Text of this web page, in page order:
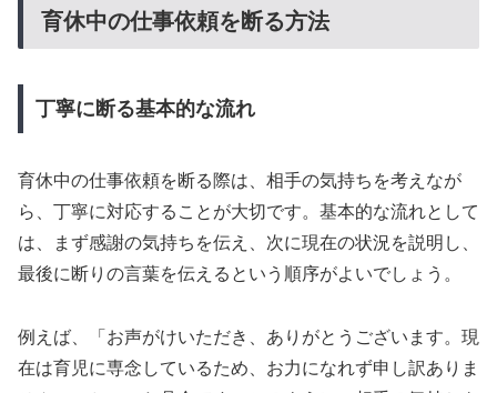
育休中の仕事依頼を断る方法
丁寧に断る基本的な流れ
育休中の仕事依頼を断る際は、相手の気持ちを考えなが
ら、丁寧に対応することが大切です。基本的な流れとして
は、まず感謝の気持ちを伝え、次に現在の状況を説明し、
最後に断りの言葉を伝えるという順序がよいでしょう。
例えば、「お声がけいただき、ありがとうございます。現
在は育児に専念しているため、お力になれず申し訳ありま